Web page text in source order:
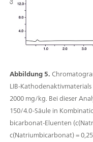
Abbildung 5.
LIB-
2000 mg/kg. Bei dieser
150/4.0-Säule in
bicarbonat-Eluenten
c(Natriumbicarbonat) =